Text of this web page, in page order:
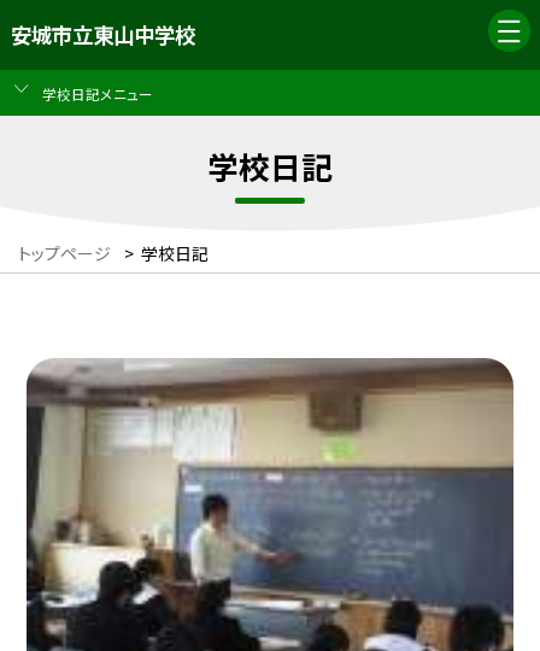
安城市立東山中学校
学校日記メニュー
学校日記
トップページ > 学校日記